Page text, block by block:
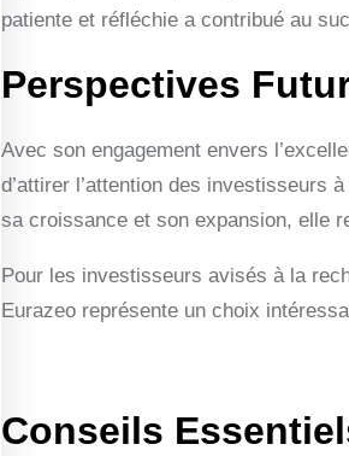
patiente et réfléchie a contribué au
Perspectives
Avec son engagement envers
d’attirer l’attention des investisseurs
sa croissance et son expansion, elle
Pour les investisseurs avisés à la
Eurazeo représente un choix
Conseils